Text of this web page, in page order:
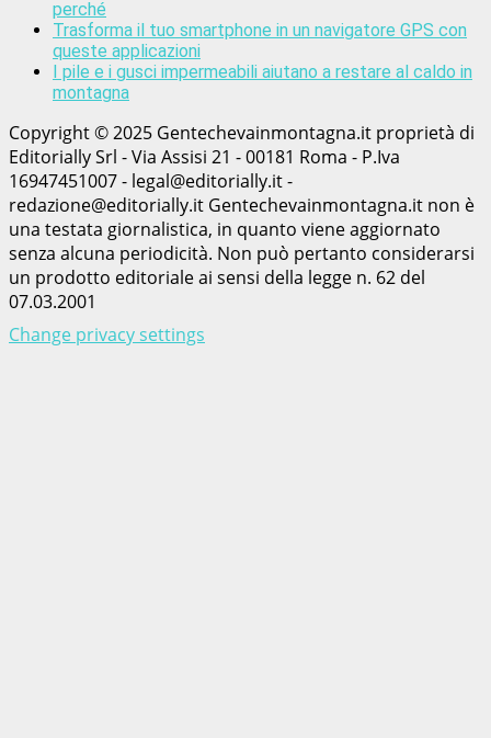
perché
Trasforma il tuo smartphone in un navigatore GPS con
queste applicazioni
I pile e i gusci impermeabili aiutano a restare al caldo in
montagna
Copyright © 2025 Gentechevainmontagna.it proprietà di
Editorially Srl - Via Assisi 21 - 00181 Roma - P.Iva
16947451007 - legal@editorially.it -
redazione@editorially.it Gentechevainmontagna.it non è
una testata giornalistica, in quanto viene aggiornato
senza alcuna periodicità. Non può pertanto considerarsi
un prodotto editoriale ai sensi della legge n. 62 del
07.03.2001
Change privacy settings